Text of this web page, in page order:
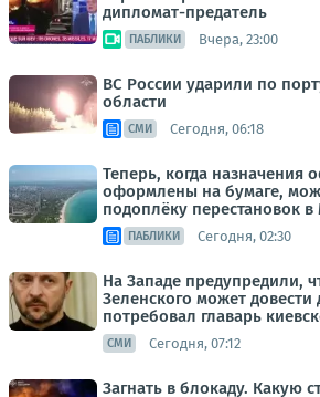
дипломат-предатель
ПАБЛИКИ Вчера, 23:00
ВС России ударили по
области
СМИ Сегодня, 06:18
Теперь, когда назначения
оформлены на бумаге,
подоплёку перестановок
ПАБЛИКИ Сегодня, 02:30
На Западе предупредили,
Зеленского может довести
потребовал главарь
СМИ Сегодня, 07:12
Загнать в блокаду. Какую